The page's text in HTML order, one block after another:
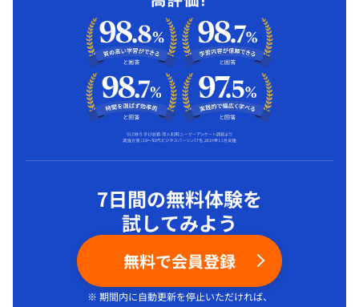
7日間の無料体験を
試してみよう
無料で会員登録
※ 期間内に自動更新を停止いただければ、